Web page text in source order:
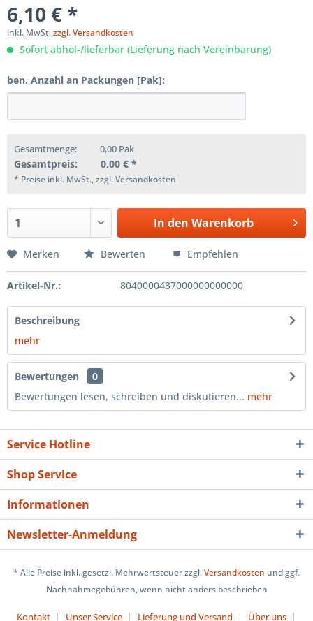
6,10 € *
inkl. MwSt.zzgl. Versandkosten
Sofort abhol-/lieferbar (Lieferung nach Vereinbarung)
ben. Anzahl an Packungen [Pak]:
Gesamtmenge: 0,00 Pak
Gesamtpreis: 0,00 € *
* Preise inkl. MwSt., zzgl. Versandkosten
In den Warenkorb
Merken Bewerten Empfehlen
Artikel-Nr.: 8040000437000000000000
Beschreibung
mehr
Bewertungen
0
Bewertungen lesen, schreiben und diskutieren... mehr
Service Hotline
Shop Service
Informationen
Newsletter-Anmeldung
* Alle Preise inkl. gesetzl. Mehrwertsteuer zzgl.Versandkosten und ggf.
Nachnahmegebühren, wenn nicht anders beschrieben
Kontakt Unser Service Lieferung und Versand Über uns